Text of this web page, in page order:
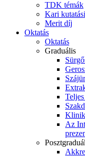
TDK témák
Kari
Merit díj
Oktatás
Oktatás
Graduális
Az